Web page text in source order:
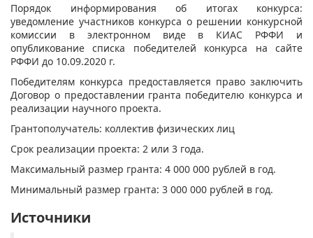
Порядок информирования об итогах конкурса:
уведомление участников конкурса о решении конкурсной
комиссии в электронном виде в КИАС РФФИ и
опубликование списка победителей конкурса на сайте
РФФИ до 10.09.2020 г.
Победителям конкурса предоставляется право заключить
Договор о предоставлении гранта победителю конкурса и
реализации научного проекта.
Грантополучатель: коллектив физических лиц
Срок реализации проекта: 2 или 3 года.
Максимальный размер гранта: 4 000 000 рублей в год.
Минимальный размер гранта: 3 000 000 рублей в год.
Источники